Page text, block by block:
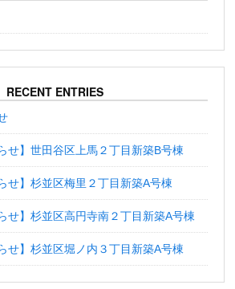
RECENT ENTRIES
せ】世田谷区上馬２丁目新築B号棟
せ】杉並区梅里２丁目新築A号棟
せ】杉並区高円寺南２丁目新築A号棟
せ】杉並区堀ノ内３丁目新築A号棟